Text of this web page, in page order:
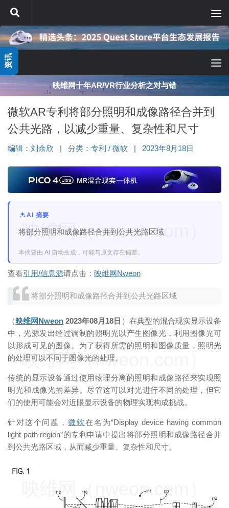
跳至内容
映维网十年AR/VR行业分析之对与错
微软AR专利将部分照明和成像路径合并到
公共光路，以减少重量、复杂性和尺寸
编辑： 刘余欣 分类： 专利 / 微软 2023年8月18日
AI 摘要
将部分照明和成像路径合并到公共光路区域
本摘要由 AI 自动生成，可能与原文存在偏差。
查看引用/信息源请点击： 映维网Nweon
将部分照明和成像路径合并到公共光路区域
（映维网Nweon 2023年08月18日 ）在典型的混合现实显示设备
中，光源发出经过调制的照明光以产生图像光，利用图像光可
以形成可见的图像。为了获得所需的照明和图像质量，照明光
的处理可以不同于图像光的处理。
传统的显示设备通过使用物理分离的照明和成像路径来实现照
明光和成像光的差异。尽管这可以对光进行不同的处理，但它
们的使用可能会对近眼显示设备的物理实现构成挑战。
针对这个问题，微软在名为“Display device having common
light path region”的专利申请中提出将部分照明和成像路径合并
到公共光路区域，从而减少重量、复杂性和尺寸。
映维网（nweon.com）
映维网（nweon.com）
映维网（nweon.com）
资讯